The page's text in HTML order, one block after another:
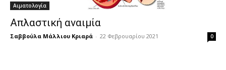
Αιματολογία
Απλαστική αναιμία
Σαββούλα Μάλλιου Κριαρά - 22 Φεβρουαρίου 2021 0